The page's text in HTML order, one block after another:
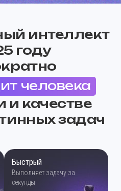
интеллект
году
человека
и качестве
задач
Быстрый
Выполняет задачу за
секунды